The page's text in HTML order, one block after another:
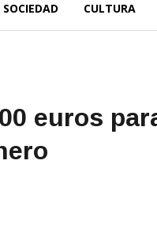
SOCIEDAD CULTURA
euros